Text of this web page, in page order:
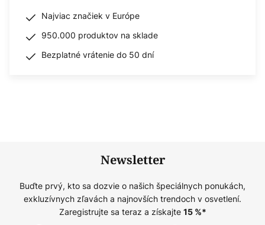
Najviac značiek v Európe
950.000 produktov na sklade
Bezplatné vrátenie do 50 dní
Newsletter
Buďte prvý, kto sa dozvie o našich špeciálnych ponukách,
exkluzívnych zľavách a najnovších trendoch v osvetlení.
Zaregistrujte sa teraz a získajte 15%*